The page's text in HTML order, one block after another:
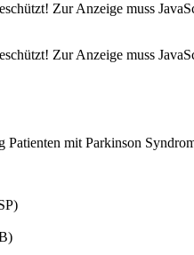
Zur Anzeige muss
Zur Anzeige muss
Patienten mit Parkinson